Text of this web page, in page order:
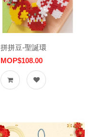
拼拼豆-聖誕環
MOP$108.00